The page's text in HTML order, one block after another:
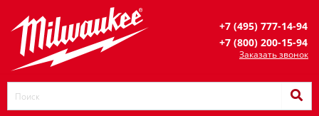
+7 (495) 777-14-94
+7 (800) 200-15-94
Заказать звонок